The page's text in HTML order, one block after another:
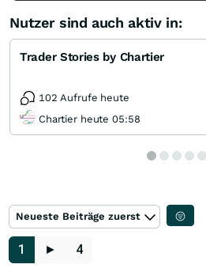
Nutzer sind auch aktiv in:
Trader Stories by Chartier
102 Aufrufe heute
Chartier heute 05:58
Neueste Beiträge zuerst
1 ► 4